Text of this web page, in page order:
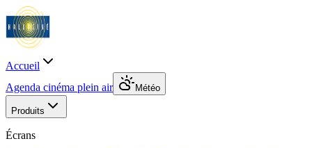
Accueil
Agenda cinéma plein air
Météo
Produits
Écrans